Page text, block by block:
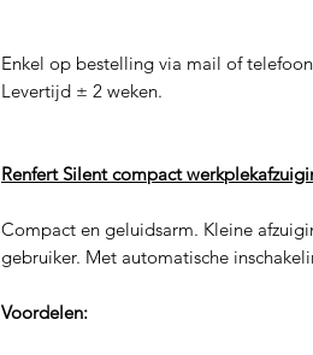
Enkel op bestelling via mail of
Levertijd ± 2 weken.
Renfert Silent compact
Compact en geluidsarm. Kleine
gebruiker. Met automatische
Voordelen: